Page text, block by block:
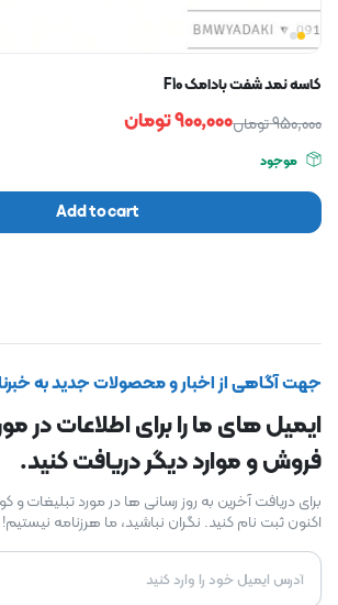
کاسه نمد شفت بادامک F10
950,000تومان900,000تومان
موجود
Add to cart
جهت آگاهی از اخبار و محصولات جدید به
ایمیل های ما را برای اطلاعات در
فروش و موارد دیگر دریافت کنید.
برای دریافت آخرین به روز رسانی ها در مورد تبلیغات
اکنون ثبت نام کنید. نگران نباشید، ما هرزنامه نیستیم!